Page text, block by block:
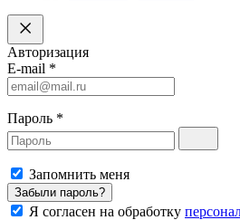
Авторизация
E-mail *
Пароль *
Запомнить меня
Забыли пароль?
Я согласен на обработку